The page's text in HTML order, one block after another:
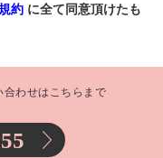
約 に全て同意頂けたも
合わせはこちらまで